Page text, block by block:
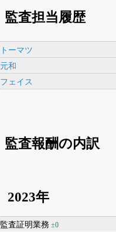
監査担当履歴
トーマツ
元和
フェイス
監査報酬の内訳
2023年
監査証明業務±0